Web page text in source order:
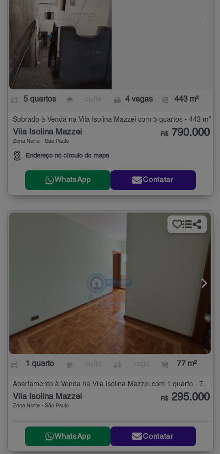
5 quartos 4 vagas 443 m²
Sobrado à Venda na Vila Isolina Mazzei com 5 quartos - 443 m²
Vila Isolina Mazzei
Zona Norte - São Paulo
Endereço no círculo do mapa
R$ 790.000
WhatsApp Contatar
1 quarto 77 m²
Apartamento à Venda na Vila Isolina Mazzei com 1 quarto - 77 m²
Vila Isolina Mazzei
Zona Norte - São Paulo
R$ 295.000
WhatsApp Contatar